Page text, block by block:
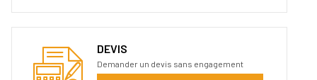
DEVIS
Demander un devis sans engagement